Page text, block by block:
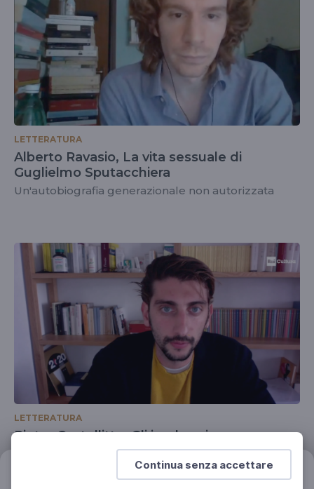
Continua senza accettare
LETTERATURA
Alberto Ravasio, La vita sessuale di
Guglielmo Sputacchiera
Un'autobiografia generazionale non autorizzata
LETTERATURA
Pietro Castellitto, Gli iperborei
Premio Viareggio Opera Prima
Azzera